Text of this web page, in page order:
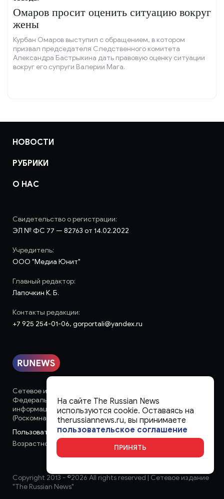
Омаров просит оценить ситуацию вокруг
жены
Курбан Омаров выступил с обращением, в котором
призвал председателя Следственного комитета
Александра Бастрыкина дать правовую оценку ситуации
вокруг его супруги Валерии Мага.
НОВОСТИ
РУБРИКИ
О НАС
Сетевое издание «runews» (18+) зарегистрировано в
Федеральной службе по надзору в сфере связи,
информационных технологий и массовых коммуникаций
(Роскомнадзор)
Пользовательское соглашение
Возрастное ограничение:
Свидетельство о регистрации:
ЭЛ № ФС 77 — 82763 от 14.02.2022
Учредитель:
ООО "Медиа Юнит"
Главный редактор:
Лапочкин К. Б.
Контакты редакции:
+7 925 254-01-06, gorportali@yandex.ru
Copyright 2013 - ©2026 All rights reserved | Сетевое издание
"The Russian News"
На сайте The Russian News
используются cookie. Оставаясь на
therussiannews.ru, вы принимаете
пользовательское соглашение
ПРИНЯТЬ